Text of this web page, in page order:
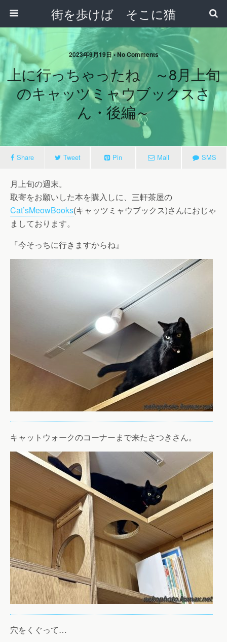
街を歩けば そこに猫
2023年9月19日 • No Comments
上に行っちゃったね ～8月上旬
のキャッツミャウブックスさ
ん・後編～
Share Tweet Pin Mail SMS
月上旬の週末。
取寄をお願いした本を購入しに、三軒茶屋の
Cat’sMeowBooks(キャッツミャウブックス)さんにおじゃ
ましております。
『今そっちに行きますからね』
キャットウォークのコーナーまで来たさつきさん。
穴をくぐって…